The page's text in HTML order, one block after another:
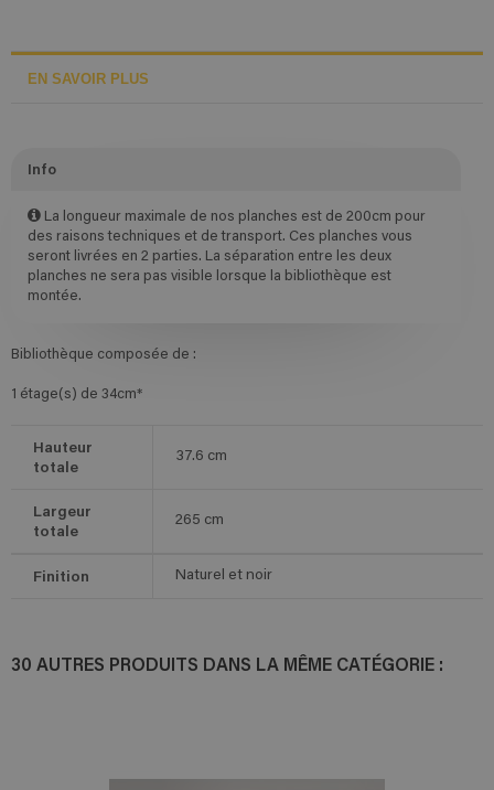
EN SAVOIR PLUS
Info
La longueur maximale de nos planches est de 200cm pour
des raisons techniques et de transport. Ces planches vous
seront livrées en 2 parties. La séparation entre les deux
planches ne sera pas visible lorsque la bibliothèque est
montée.
Bibliothèque composée de :
1 étage(s) de 34cm*
Hauteur
totale
37.6 cm
Largeur
totale
265 cm
Finition Naturel et noir
30 AUTRES PRODUITS DANS LA MÊME CATÉGORIE :